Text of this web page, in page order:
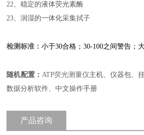
22、稳定的液体荧光素酶
23、润湿的一体化采集拭子
检测标准：小于30合格；30-100之间警告；
随机配置： ATP荧光测量仪主机、仪器包、
数据分析软件、中文操作手册
产品咨询